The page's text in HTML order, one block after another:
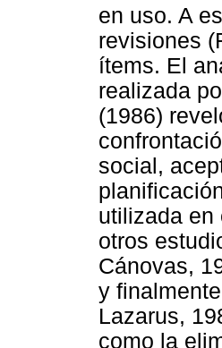
en uso. A
revisiones
ítems. El
realizada
(1986)
social,
utilizada en
otros
Cánovas,
y
Lazarus,
como la